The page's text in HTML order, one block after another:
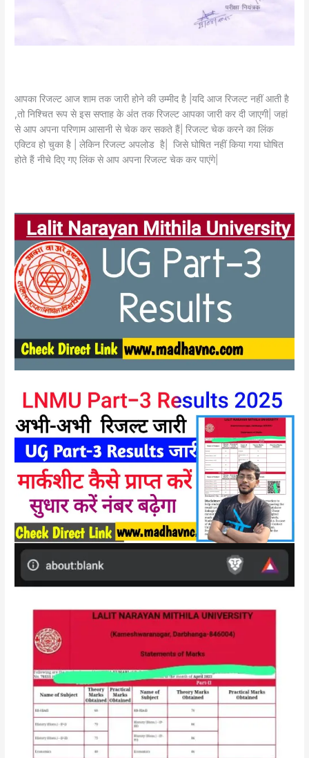
आपका रिजल्ट आज शाम तक जारी होने की उम्मीद है |यदि आज रिजल्ट नहीं आती है
,तो निश्चित रूप से इस सप्ताह के अंत तक रिजल्ट आपका जारी कर दी जाएगी| जहां
से आप अपना परिणाम आसानी से चेक कर सकते हैं| रिजल्ट चेक करने का लिंक
एक्टिव हो चुका है | लेकिन रिजल्ट अपलोड है| जिसे घोषित नहीं किया गया घोषित
होते हैं नीचे दिए गए लिंक से आप अपना रिजल्ट चेक कर पाएंगे|